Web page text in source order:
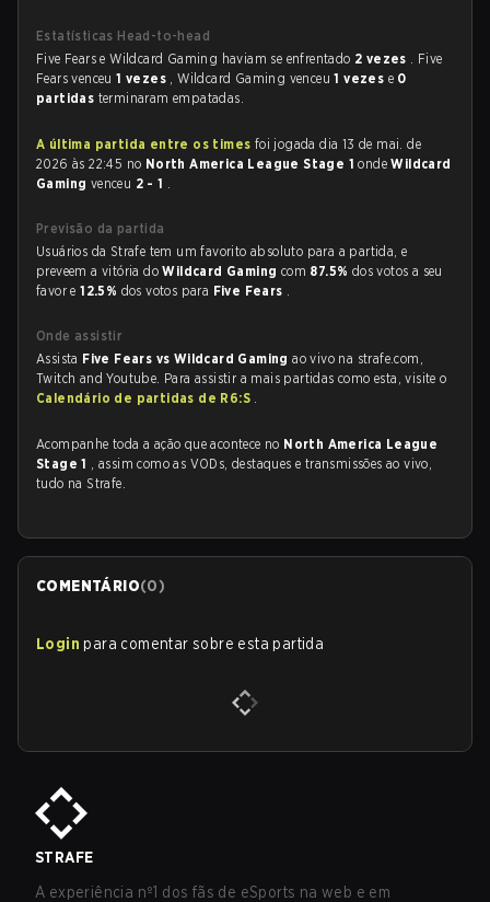
Estatísticas Head-to-head
Five Fears e Wildcard Gaming haviam se enfrentado 2 vezes . Five
Fears venceu1 vezes , Wildcard Gaming venceu1 vezes e 0
partidas terminaram empatadas.
A última partida entre os times foi jogada dia 13 de mai. de
2026 às 22:45 no North America League Stage 1ondeWildcard
Gaming venceu 2 - 1 .
Previsão da partida
Usuários da Strafe tem um favorito absoluto para a partida, e
preveem a vitória doWildcard Gaming com 87.5% dos votos a seu
favor e12.5% dos votos para Five Fears .
Onde assistir
Assista Five Fears vs Wildcard Gamingao vivo na strafe.com,
Twitch and Youtube. Para assistir a mais partidas como esta, visite o
Calendário de partidas de R6:S .
Acompanhe toda a ação que acontece no North America League
Stage 1 , assim como as VODs, destaques e transmissões ao vivo,
tudo na Strafe.
COMENTÁRIO(0)
Login para comentar sobre esta partida
STRAFE
A experiência nº1 dos fãs de eSports na web e em